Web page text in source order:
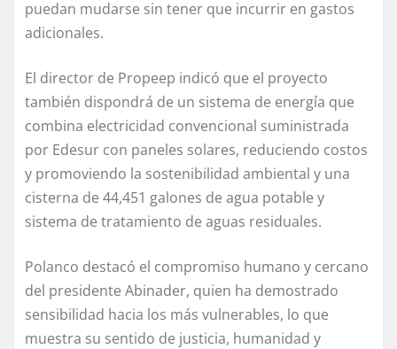
puedan mudarse sin tener que incurrir en gastos
adicionales.
El director de Propeep indicó que el proyecto
también dispondrá de un sistema de energía que
combina electricidad convencional suministrada
por Edesur con paneles solares, reduciendo costos
y promoviendo la sostenibilidad ambiental y una
cisterna de 44,451 galones de agua potable y
sistema de tratamiento de aguas residuales.
Polanco destacó el compromiso humano y cercano
del presidente Abinader, quien ha demostrado
sensibilidad hacia los más vulnerables, lo que
muestra su sentido de justicia, humanidad y